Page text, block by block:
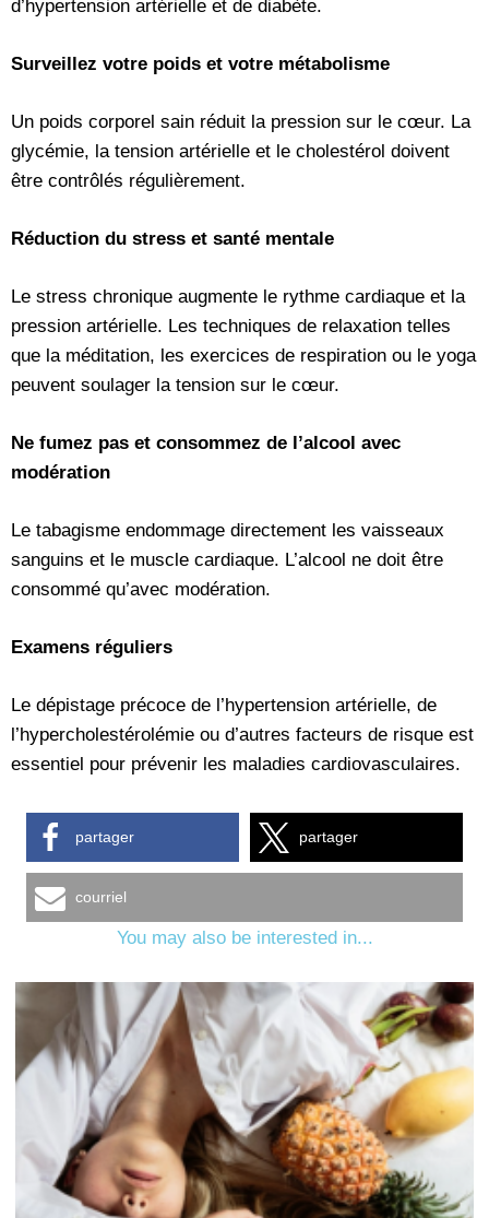
d’hypertension artérielle et de diabète.
Surveillez votre poids et votre métabolisme
Un poids corporel sain réduit la pression sur le cœur. La
glycémie, la tension artérielle et le cholestérol doivent
être contrôlés régulièrement.
Réduction du stress et santé mentale
Le stress chronique augmente le rythme cardiaque et la
pression artérielle. Les techniques de relaxation telles
que la méditation, les exercices de respiration ou le yoga
peuvent soulager la tension sur le cœur.
Ne fumez pas et consommez de l’alcool avec
modération
Le tabagisme endommage directement les vaisseaux
sanguins et le muscle cardiaque. L’alcool ne doit être
consommé qu’avec modération.
Examens réguliers
Le dépistage précoce de l’hypertension artérielle, de
l’hypercholestérolémie ou d’autres facteurs de risque est
essentiel pour prévenir les maladies cardiovasculaires.
partager partager
courriel
You may also be interested in...